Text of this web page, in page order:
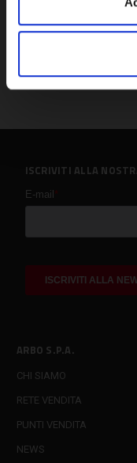
ARBO S.P.A.
CHI SIAMO
RETE VENDITA
PUNTI VENDITA
NEWS
ISCRIVITI ALLA